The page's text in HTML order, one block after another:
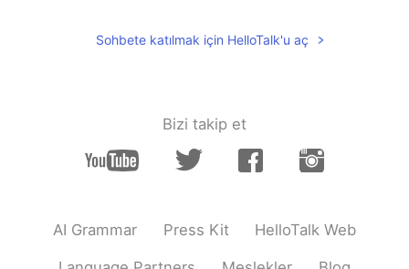
JP
Y e l i ～ イェリちゃん
EN JP
to you~! 🤗
Itshamzaハムザ 2019.05.12 15:22
Sohbete katılmak için HelloTalk'u aç
Bizi takip et
AI Grammar Press Kit HelloTalk Web